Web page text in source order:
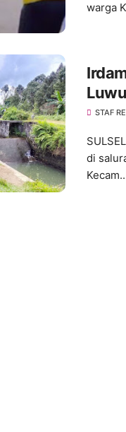
warga
STAF
di